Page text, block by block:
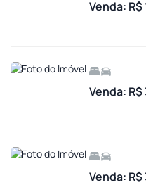
Venda:
Venda:
Venda: